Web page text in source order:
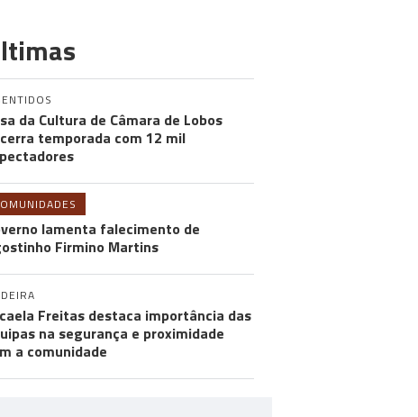
da Cultura de Câmara de Lobos
temporada com 12 mil
lamenta falecimento de
Firmino Martins
Freitas destaca importância das
na segurança e proximidade
a comunidade